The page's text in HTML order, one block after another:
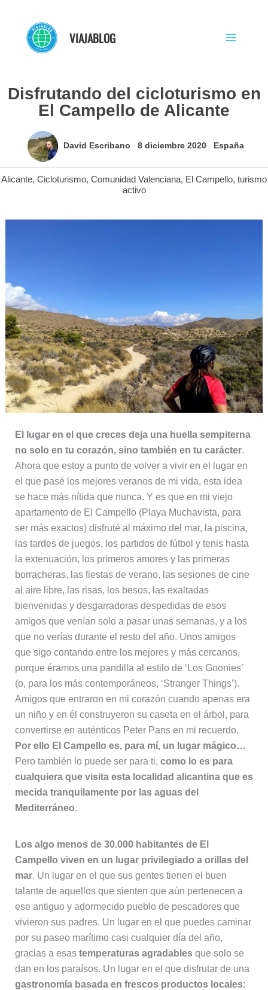
contenido
VIAJABLOG
Disfrutando del cicloturismo en
El Campello de Alicante
David Escribano 8 diciembre 2020 España
Alicante, Cicloturismo, Comunidad Valenciana, El Campello, turismo
activo
El lugar en el que creces deja una huella sempiterna
no solo en tu corazón, sino también en tu carácter.
Ahora que estoy a punto de volver a vivir en el lugar en
el que pasé los mejores veranos de mi vida, esta idea
se hace más nítida que nunca. Y es que en mi viejo
apartamento de El Campello (Playa Muchavista, para
ser más exactos) disfruté al máximo del mar, la piscina,
las tardes de juegos, los partidos de fútbol y tenis hasta
la extenuación, los primeros amores y las primeras
borracheras, las fiestas de verano, las sesiones de cine
al aire libre, las risas, los besos, las exaltadas
bienvenidas y desgarradoras despedidas de esos
amigos que venían solo a pasar unas semanas, y a los
que no verías durante el resto del año. Unos amigos
que sigo contando entre los mejores y más cercanos,
porque éramos una pandilla al estilo de ‘Los Goonies’
(o, para los más contemporáneos, ‘Stranger Things’).
Amigos que entraron en mi corazón cuando apenas era
un niño y en él construyeron su caseta en el árbol, para
convertirse en auténticos Peter Pans en mi recuerdo.
Por ello El Campello es, para mí, un lugar mágico…
Pero también lo puede ser para ti, como lo es para
cualquiera que visita esta localidad alicantina que es
mecida tranquilamente por las aguas del
Mediterráneo.
Los algo menos de 30.000 habitantes de El
Campello viven en un lugar privilegiado a orillas del
mar. Un lugar en el que sus gentes tienen el buen
talante de aquellos que sienten que aún pertenecen a
ese antiguo y adormecido pueblo de pescadores que
vivieron sus padres. Un lugar en el que puedes caminar
por su paseo marítimo casi cualquier día del año,
gracias a esas temperaturas agradablesque solo se
dan en los paraísos. Un lugar en el que disfrutar de una
gastronomía basada en frescos productos locales: